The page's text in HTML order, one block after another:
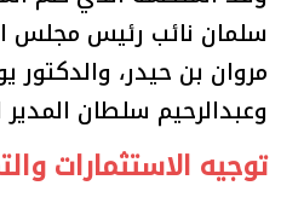
سلمان نائب رئيس مجلس
مروان بن حيدر،
وعبدالرحيم سلطان
توجيه الاستثمارات